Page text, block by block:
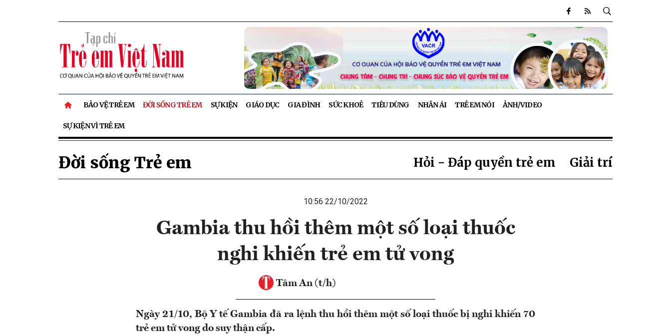
BẢO VỆ TRẺ EM ĐỜI SỐNG TRẺ EM SỰ KIỆN GIÁO DỤC GIA ĐÌNH SỨC KHOẺ TIÊU DÙNG NHÂN ÁI TRẺ EM NÓI ẢNH/VIDEO
SỰ KIỆN VÌ TRẺ EM
Đời sống Trẻ em Hỏi - Đáp quyền trẻ em Giải trí
10:56 22/10/2022
Gambia thu hồi thêm một số loại thuốc
nghi khiến trẻ em tử vong
Tâm An (t/h)
Ngày 21/10, Bộ Y tế Gambia đã ra lệnh thu hồi thêm một số loại thuốc bị nghi khiến 70
trẻ em tử vong do suy thận cấp.